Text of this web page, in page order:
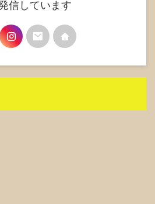
信しています